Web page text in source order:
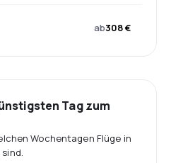
ab308 €
Tag zum
Wochentagen Flüge in